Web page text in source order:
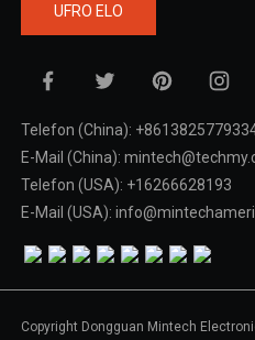
UFRO ELO
Telefon (China):
E-Mail (China):
Telefon (USA): +16266628193
E-Mail (USA):
Copyright Dongguan Mintech